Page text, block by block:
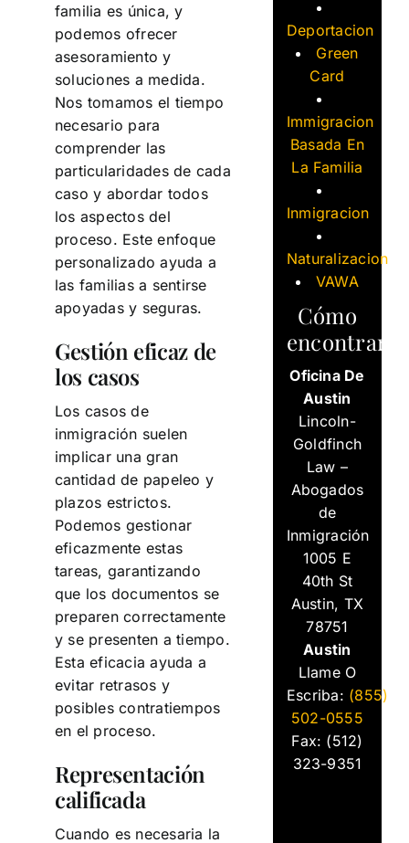
familia es única, y
podemos ofrecer
asesoramiento y
soluciones a medida.
Nos tomamos el tiempo
necesario para
comprender las
particularidades de cada
caso y abordar todos
los aspectos del
proceso. Este enfoque
personalizado ayuda a
las familias a sentirse
apoyadas y seguras.
Gestión eficaz de
los casos
Los casos de
inmigración suelen
implicar una gran
cantidad de papeleo y
plazos estrictos.
Podemos gestionar
eficazmente estas
tareas, garantizando
que los documentos se
preparen correctamente
y se presenten a tiempo.
Esta eficacia ayuda a
evitar retrasos y
posibles contratiempos
en el proceso.
Representación
calificada
Cuando es necesaria la
Deportacion
Green
Card
Immigracion
Basada En
La Familia
Inmigracion
Naturalizacion
VAWA
Cómo
Oficina De
Austin
Lincoln-
Goldfinch
Law –
Abogados
de
Inmigración
1005 E
40th St
Austin, TX
78751
Austin
Llame O
Escriba: (855)
502-0555
Fax: (512)
323-9351